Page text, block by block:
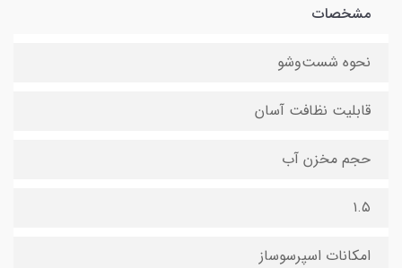
مشخصات
نحوه شست‌وشو
قابلیت نظافت آسان
حجم مخزن آب
۱.۵
امکانات اسپرسوساز